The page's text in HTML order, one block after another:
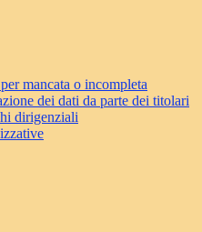
mancata o incompleta
dei dati da parte dei titolari
dirigenziali